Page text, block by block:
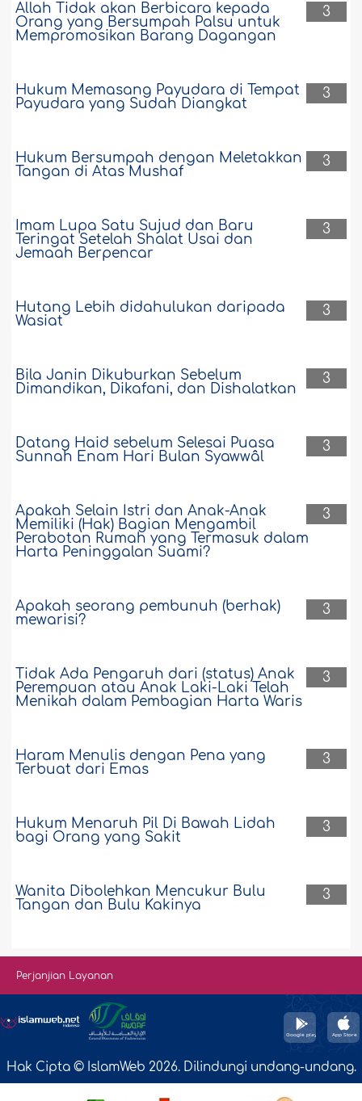
3
Allah Tidak akan Berbicara kepada
Orang yang Bersumpah Palsu untuk
Mempromosikan Barang Dagangan
3
Hukum Memasang Payudara di Tempat
Payudara yang Sudah Diangkat
3
Hukum Bersumpah dengan Meletakkan
Tangan di Atas Mushaf
3
Imam Lupa Satu Sujud dan Baru
Teringat Setelah Shalat Usai dan
Jemaah Berpencar
3
Hutang Lebih didahulukan daripada
Wasiat
3
Bila Janin Dikuburkan Sebelum
Dimandikan, Dikafani, dan Dishalatkan
3
Datang Haid sebelum Selesai Puasa
Sunnah Enam Hari Bulan Syawwâl
3
Apakah Selain Istri dan Anak-Anak
Memiliki (Hak) Bagian Mengambil
Perabotan Rumah yang Termasuk dalam
Harta Peninggalan Suami?
3
Apakah seorang pembunuh (berhak)
mewarisi?
3
Tidak Ada Pengaruh dari (status) Anak
Perempuan atau Anak Laki-Laki Telah
Menikah dalam Pembagian Harta Waris
3
Haram Menulis dengan Pena yang
Terbuat dari Emas
3
Hukum Menaruh Pil Di Bawah Lidah
bagi Orang yang Sakit
3
Wanita Dibolehkan Mencukur Bulu
Tangan dan Bulu Kakinya
Perjanjian Layanan
Hak Cipta © IslamWeb 2026. Dilindungi undang-undang.